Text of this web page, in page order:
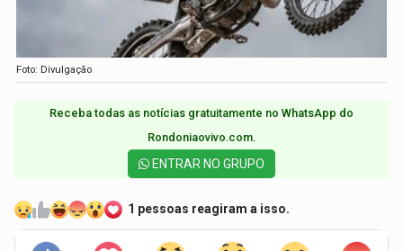
Foto: Divulgação
Receba todas as notícias gratuitamente no WhatsApp do
Rondoniaovivo.com.​
ENTRAR NO GRUPO
1 pessoas reagiram a isso.